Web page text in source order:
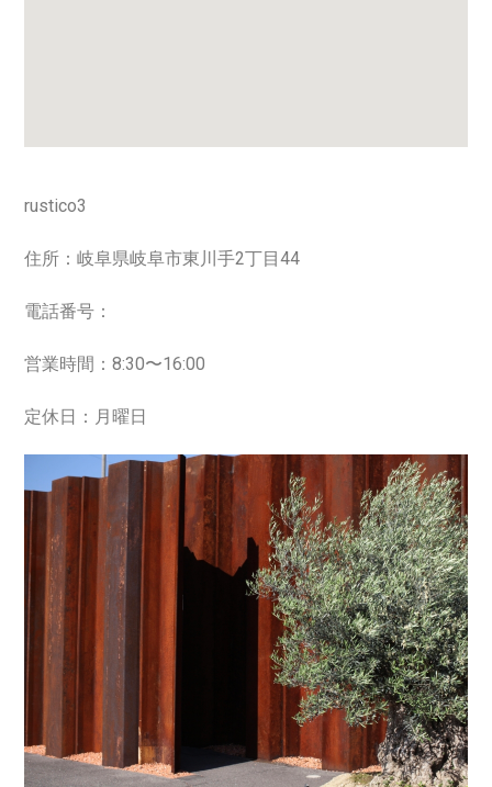
rustico3
住所：岐阜県岐阜市東川手2丁目44
電話番号：
営業時間：8:30〜16:00
定休日：月曜日